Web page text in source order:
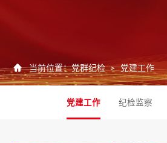
 当前位置：党群纪检 > 党建工作
党建工作 纪检监察